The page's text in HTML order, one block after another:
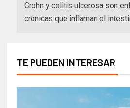
Crohn y colitis ulcerosa son
crónicas que inflaman el
TE PUEDEN INTERESAR